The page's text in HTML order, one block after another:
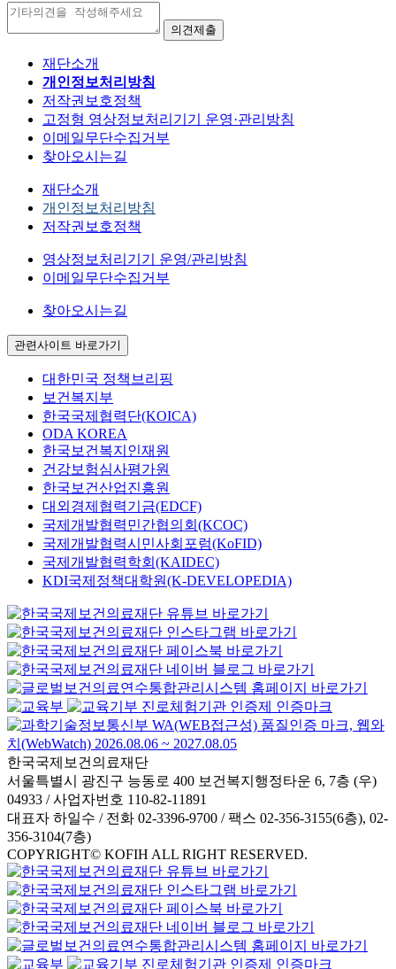
재단소개
개인정보처리방침
저작권보호정책
고정형 영상정보처리기기 운영·관리방침
이메일무단수집거부
찾아오시는길
재단소개
개인정보처리방침
저작권보호정책
영상정보처리기기 운영/관리방침
이메일무단수집거부
찾아오시는길
관련사이트 바로가기
대한민국 정책브리핑
보건복지부
한국국제협력단(KOICA)
ODA KOREA
한국보건복지인재원
건강보험심사평가원
한국보건산업진흥원
대외경제협력기금(EDCF)
국제개발협력민간협의회(KCOC)
국제개발협력시민사회포럼(KoFID)
국제개발협력학회(KAIDEC)
KDI국제정책대학원(K-DEVELOPEDIA)
한국국제보건의료재단
서울특별시 광진구 능동로 400 보건복지행정타운 6, 7층 (우)
04933 / 사업자번호 110-82-11891
대표자 하일수 / 전화 02-3396-9700 / 팩스 02-356-3155(6층), 02-
356-3104(7층)
COPYRIGHT© KOFIH ALL RIGHT RESERVED.